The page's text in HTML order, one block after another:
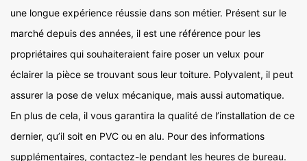
une longue expérience réussie dans son métier. Présent sur le
marché depuis des années, il est une référence pour les
propriétaires qui souhaiteraient faire poser un velux pour
éclairer la pièce se trouvant sous leur toiture. Polyvalent, il peut
assurer la pose de velux mécanique, mais aussi automatique.
En plus de cela, il vous garantira la qualité de l’installation de ce
dernier, qu’il soit en PVC ou en alu. Pour des informations
supplémentaires, contactez-le pendant les heures de bureau.